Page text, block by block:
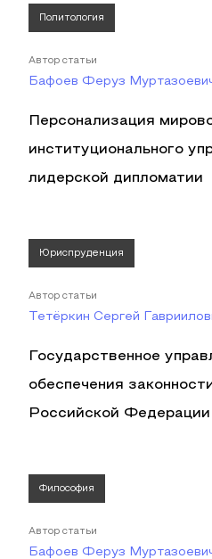
Политология
Автор статьи
Бафоев Феруз
Персонализация
институционального
лидерской дипломатии
Юриспруденция
Автор статьи
Тетёркин Сергей
Государственное
обеспечения
Российской Федерации
Философия
Автор статьи
Бафоев Феруз